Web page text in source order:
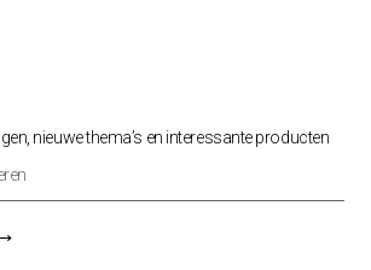
nieuwe thema’s en interessante producten